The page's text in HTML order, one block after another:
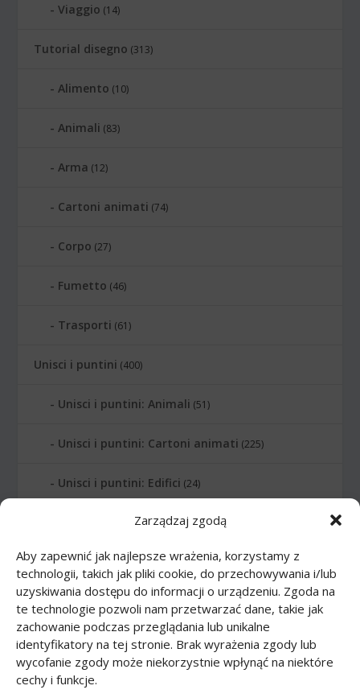
Zarządzaj zgodą
Aby zapewnić jak najlepsze wrażenia, korzystamy z
technologii, takich jak pliki cookie, do przechowywania i/lub
uzyskiwania dostępu do informacji o urządzeniu. Zgoda na
te technologie pozwoli nam przetwarzać dane, takie jak
zachowanie podczas przeglądania lub unikalne
identyfikatory na tej stronie. Brak wyrażenia zgody lub
wycofanie zgody może niekorzystnie wpłynąć na niektóre
cechy i funkcje.
Viaggio (14)
Tutorial disegno (313)
Alimento (10)
Animali (83)
Arma (12)
Cartoni animati (74)
Corpo (27)
Fumetto (46)
Trasporti (61)
Unisci i puntini (400)
Unisci i puntini: Animali (51)
Unisci i puntini: Cartoni animati (225)
Unisci i puntini: Edifici (24)
Unisci i puntini: Lettere (6)
Unisci i puntini: Numerati(12)
Unisci i puntini: Pianeti (10)
Unisci i puntini: Professione(21)
Unisci i puntini: Sport